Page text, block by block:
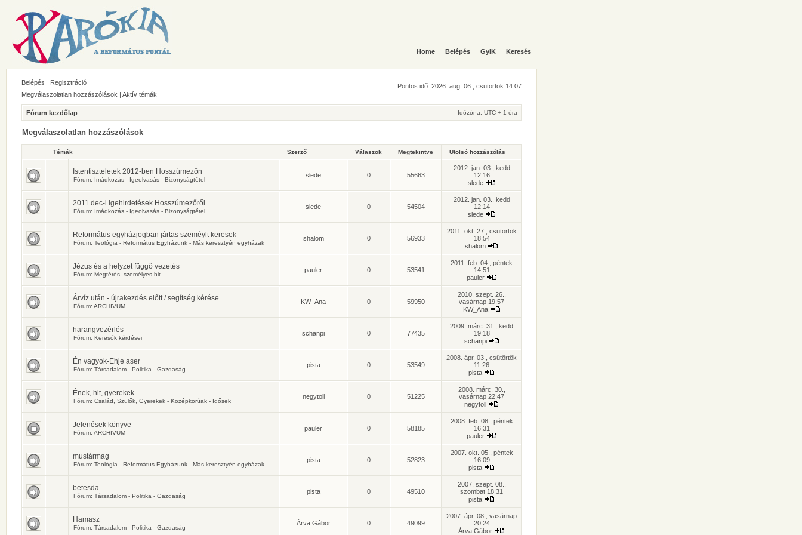
Home Belépés GyIK Keresés
Belépés Regisztráció
Pontos idő: 2026. aug. 06., csütörtök 14:07
Megválaszolatlan hozzászólások | Aktív témák
Fórum kezdőlap Időzóna: UTC + 1 óra
Megválaszolatlan hozzászólások
Témák Szerző Válaszok Megtekintve Utolsó hozzászólás
Istentiszteletek 2012-ben Hosszúmezőn
Fórum: Imádkozás - Igeolvasás - Bizonyságtétel
slede 0 55663
2012. jan. 03., kedd
12:16
slede
2011 dec-i igehirdetések Hosszúmezőről
Fórum: Imádkozás - Igeolvasás - Bizonyságtétel
slede 0 54504
2012. jan. 03., kedd
12:14
slede
Református egyházjogban jártas szeméylt keresek
Fórum: Teológia - Református Egyházunk - Más keresztyén egyházak
shalom 0 56933
2011. okt. 27., csütörtök
18:54
shalom
Jézus és a helyzet függő vezetés
Fórum: Megtérés, személyes hit
pauler 0 53541
2011. feb. 04., péntek
14:51
pauler
Árvíz után - újrakezdés előtt / segítség kérése
Fórum: ARCHIVUM
KW_Ana 0 59950
2010. szept. 26.,
vasárnap 19:57
KW_Ana
harangvezérlés
Fórum: Keresők kérdései
schanpi 0 77435
2009. márc. 31., kedd
19:18
schanpi
Én vagyok-Ehje aser
Fórum: Társadalom - Politika - Gazdaság
pista 0 53549
2008. ápr. 03., csütörtök
11:26
pista
Ének, hit, gyerekek
Fórum: Család, Szülők, Gyerekek - Középkorúak - Idősek
negytoll 0 51225
2008. márc. 30.,
vasárnap 22:47
negytoll
Jelenések könyve
Fórum: ARCHIVUM
pauler 0 58185
2008. feb. 08., péntek
16:31
pauler
mustármag
Fórum: Teológia - Református Egyházunk - Más keresztyén egyházak
pista 0 52823
2007. okt. 05., péntek
16:09
pista
betesda
Fórum: Társadalom - Politika - Gazdaság
pista 0 49510
2007. szept. 08.,
szombat 18:31
pista
Hamasz
Fórum: Társadalom - Politika - Gazdaság
Árva Gábor 0 49099
2007. ápr. 08., vasárnap
20:24
Árva Gábor